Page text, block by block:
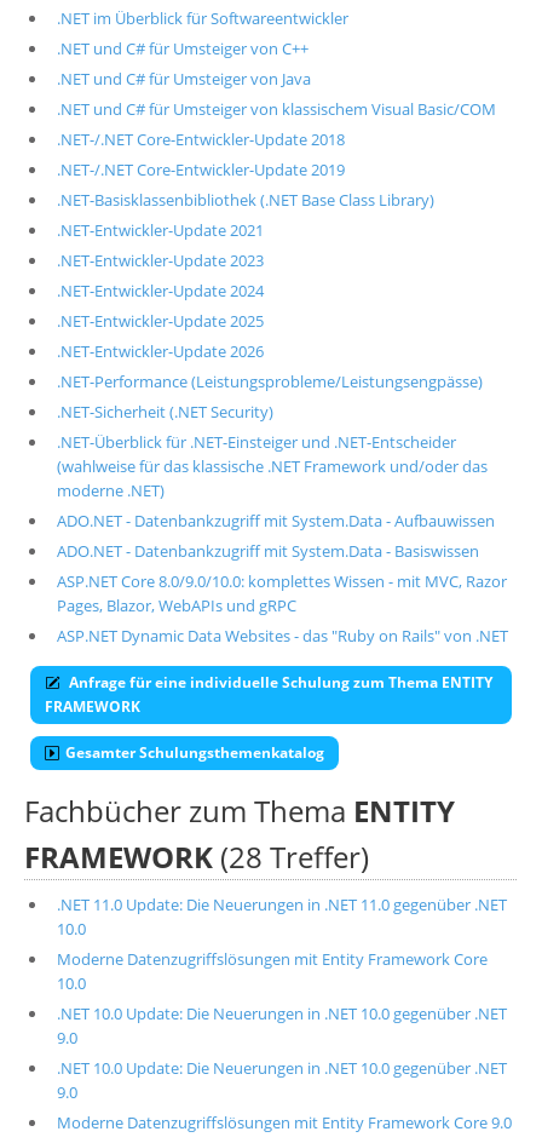
.NET im Überblick für Softwareentwickler
.NET und C# für Umsteiger von C++
.NET und C# für Umsteiger von Java
.NET und C# für Umsteiger von klassischem Visual Basic/COM
.NET-/.NET Core-Entwickler-Update 2018
.NET-/.NET Core-Entwickler-Update 2019
.NET-Basisklassenbibliothek (.NET Base Class Library)
.NET-Entwickler-Update 2021
.NET-Entwickler-Update 2023
.NET-Entwickler-Update 2024
.NET-Entwickler-Update 2025
.NET-Entwickler-Update 2026
.NET-Performance (Leistungsprobleme/Leistungsengpässe)
.NET-Sicherheit (.NET Security)
.NET-Überblick für .NET-Einsteiger und .NET-Entscheider
(wahlweise für das klassische .NET Framework und/oder das
moderne .NET)
ADO.NET - Datenbankzugriff mit System.Data - Aufbauwissen
ADO.NET - Datenbankzugriff mit System.Data - Basiswissen
ASP.NET Core 8.0/9.0/10.0: komplettes Wissen - mit MVC, Razor
Pages, Blazor, WebAPIs und gRPC
ASP.NET Dynamic Data Websites - das "Ruby on Rails" von .NET
Anfrage für eine individuelle Schulung zum Thema ENTITY
FRAMEWORK
Gesamter Schulungsthemenkatalog
Fachbücher zum Thema ENTITY
FRAMEWORK (28 Treffer)
.NET 11.0 Update: Die Neuerungen in .NET 11.0 gegenüber .NET
10.0
Moderne Datenzugriffslösungen mit Entity Framework Core
10.0
.NET 10.0 Update: Die Neuerungen in .NET 10.0 gegenüber .NET
9.0
.NET 10.0 Update: Die Neuerungen in .NET 10.0 gegenüber .NET
9.0
Moderne Datenzugriffslösungen mit Entity Framework Core 9.0